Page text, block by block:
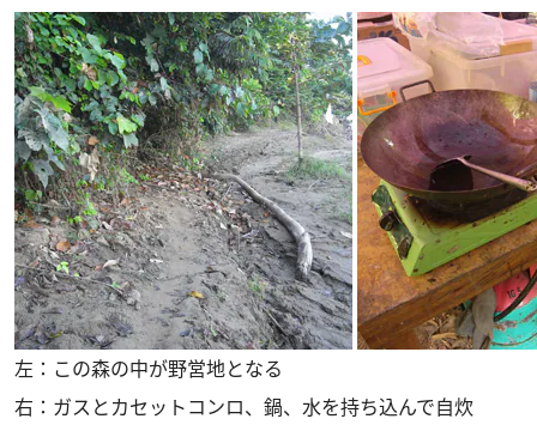
左：この森の中が野営地となる
右：ガスとカセットコンロ、鍋、水を持ち込んで自炊